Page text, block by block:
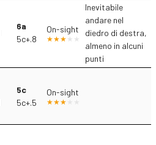
6a
5c+.8
On-sight
Inevitabile
andare nel
diedro di destra,
almeno in alcuni
punti
5c
5c+.5
On-sight